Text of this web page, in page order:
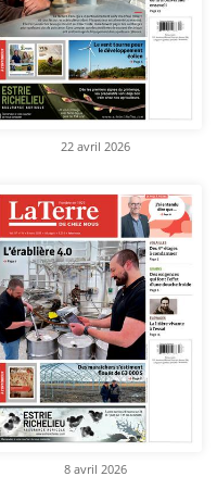
22 avril 2026
8 avril 2026